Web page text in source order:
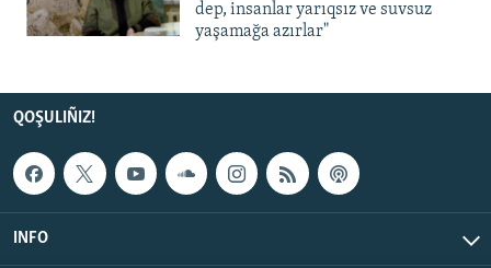
dep, insanlar yarıqsız ve suvsuz
yaşamağa azırlar"
QOŞULIÑIZ!
INFO